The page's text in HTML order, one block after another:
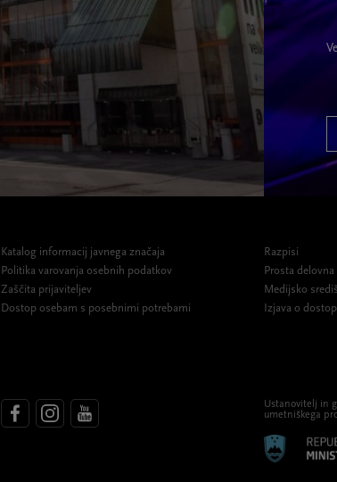
Katalog informacij javnega značaja
Politika varovanja osebnih podatkov
Zaščita prijaviteljev
Dostop osebam s posebnimi potrebami
Razpisi
Prosta
Medijsko
Izjava o
Ustanovitelj in
umetniškega